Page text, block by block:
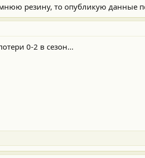
резину, то опубликую данные
0-2 в сезон...